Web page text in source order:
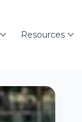
Resources